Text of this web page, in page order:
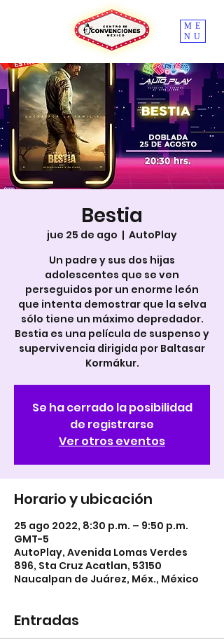
ME
NU
Bestia
jue 25 de ago
  |
AutoPlay
Un padre y sus dos hijas
adolescentes que se ven
perseguidos por un enorme león
que intenta demostrar que la selva
sólo tiene un máximo depredador.
Bestia es una película de suspenso y
supervivencia dirigida por Baltasar
Kormákur.
Se ha cerrado la posibilidad
de registrarse
Ver otros eventos
Horario y ubicación
25 ago 2022, 8:30 p.m. – 9:50 p.m.
GMT-5
AutoPlay, Avenida Lomas Verdes
896, Sta Cruz Acatlan, 53150
Naucalpan de Juárez, Méx., México
Entradas